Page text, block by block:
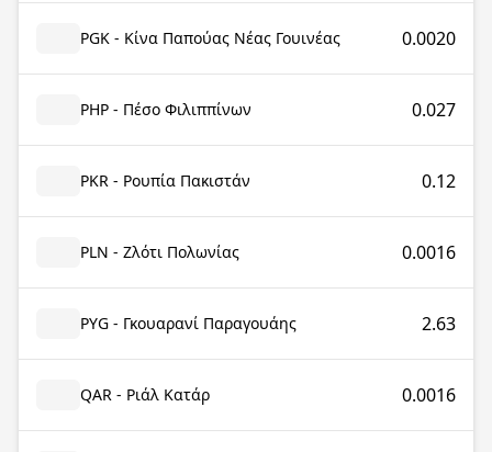
PGK - Κίνα Παπούας Νέας Γουινέας 0.0020
PHP - Πέσο Φιλιππίνων 0.027
PKR - Ρουπία Πακιστάν 0.12
PLN - Ζλότι Πολωνίας 0.0016
PYG - Γκουαρανί Παραγουάης 2.63
QAR - Ριάλ Κατάρ 0.0016